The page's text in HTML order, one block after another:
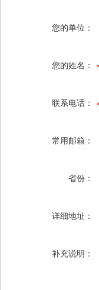
您的单位：
您的姓名：
联系电话：
常用邮箱：
省份：
详细地址：
补充说明：